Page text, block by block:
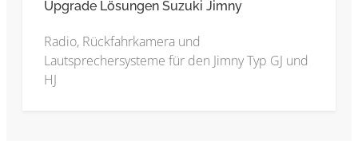
Upgrade Lösungen Suzuki Jimny
Radio, Rückfahrkamera und
Lautsprechersysteme für den Jimny Typ GJ und
HJ